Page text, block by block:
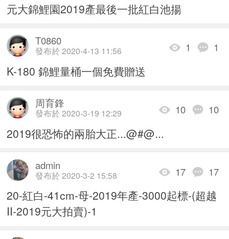
元大錦鯉園2019產最後一批紅白池揚
1 1
T0860
發布於 2020-4-13 11:56
K-180 錦鯉量桶一個免費贈送
10 10
周育鋒
發布於 2020-3-19 12:29
2019很恐怖的兩胎大正...@#@...
17 17
admin
發布於 2020-3-2 15:58
20-紅白-41cm-母-2019年產-3000起標-(超越
II-2019元大拍賣)-1